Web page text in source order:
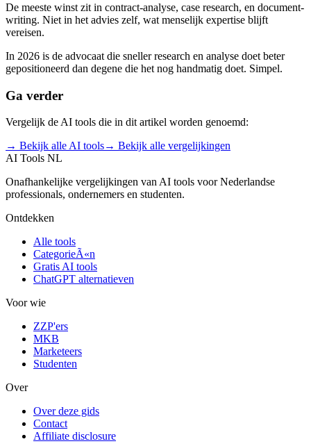
De meeste winst zit in contract-analyse, case research, en document-
writing. Niet in het advies zelf, wat menselijk expertise blijft
vereisen.
In 2026 is de advocaat die sneller research en analyse doet beter
gepositioneerd dan degene die het nog handmatig doet. Simpel.
Ga verder
Vergelijk de AI tools die in dit artikel worden genoemd:
→ Bekijk alle AI tools→ Bekijk alle vergelijkingen
AI Tools NL
Onafhankelijke vergelijkingen van AI tools voor Nederlandse
professionals, ondernemers en studenten.
Ontdekken
Alle tools
CategorieÃ«n
Gratis AI tools
ChatGPT alternatieven
Voor wie
ZZP'ers
MKB
Marketeers
Studenten
Over
Over deze gids
Contact
Affiliate disclosure